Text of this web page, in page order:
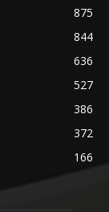
875
844
636
527
386
372
166